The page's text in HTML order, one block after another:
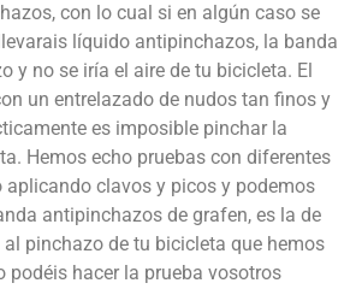
con lo cual si en algún caso se
líquido antipinchazos, la banda
y no se iría el aire de tu bicicleta. El
un entrelazado de nudos tan finos y
es imposible pinchar la
Hemos echo pruebas con diferentes
aplicando clavos y picos y podemos
antipinchazos de grafen, es la de
pinchazo de tu bicicleta que hemos
podéis hacer la prueba vosotros